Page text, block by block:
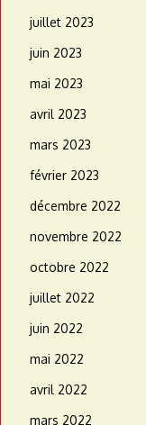
juillet 2023
juin 2023
mai 2023
avril 2023
mars 2023
février 2023
décembre 2022
novembre 2022
octobre 2022
juillet 2022
juin 2022
mai 2022
avril 2022
mars 2022